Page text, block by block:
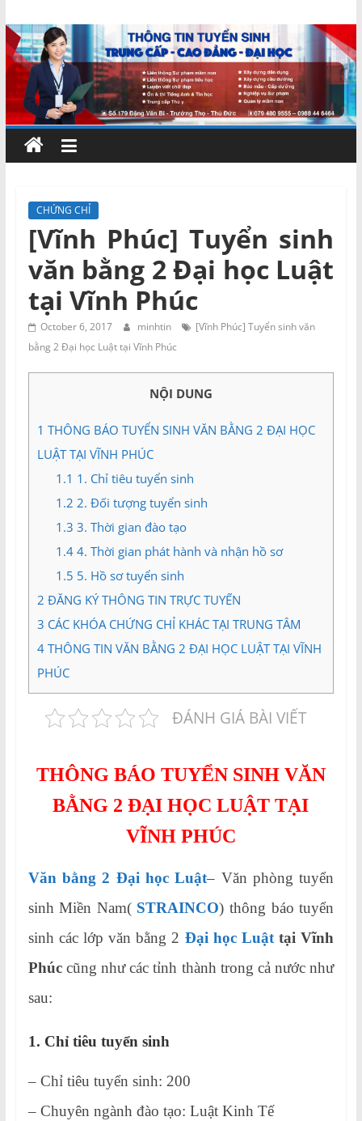
to
content
Chứng
chỉ
ngắn
hạn
–
MIENNAM
Education
Đào
tạo
Miền
CHỨNG CHỈ
[Vĩnh Phúc] Tuyển sinh
văn bằng 2 Đại học Luật
tại Vĩnh Phúc
October 6, 2017 minhtin
[Vĩnh Phúc] Tuyển sinh văn
bằng 2 Đại học Luật tại Vĩnh Phúc
NỘI DUNG
1 THÔNG BÁO TUYỂN SINH VĂN BẰNG 2 ĐẠI HỌC
LUẬT TẠI VĨNH PHÚC
1.1 1. Chỉ tiêu tuyển sinh
1.2 2. Đối tượng tuyển sinh
1.3 3. Thời gian đào tạo
1.44. Thời gian phát hành và nhận hồ sơ
1.5 5. Hồ sơ tuyển sinh
2 ĐĂNG KÝ THÔNG TIN TRỰC TUYẾN
3 CÁC KHÓA CHỨNG CHỈ KHÁC TẠI TRUNG TÂM
4THÔNG TIN VĂN BẰNG 2 ĐẠI HỌC LUẬT TẠI VĨNH
PHÚC
ĐÁNH GIÁ BÀI VIẾT
THÔNG BÁO TUYỂN SINH VĂN
BẰNG 2 ĐẠI HỌC LUẬT TẠI
VĨNH PHÚC
Văn bằng 2 Đại học Luật– Văn phòng tuyển
sinh Miền Nam( STRAINCO) thông báo tuyển
sinh các lớp văn bằng 2 Đại học Luậttại Vĩnh
Phúccũng như các tỉnh thành trong cả nước như
sau:
1. Chỉ tiêu tuyển sinh
– Chỉ tiêu tuyển sinh: 200
– Chuyên ngành đào tạo: Luật Kinh Tế